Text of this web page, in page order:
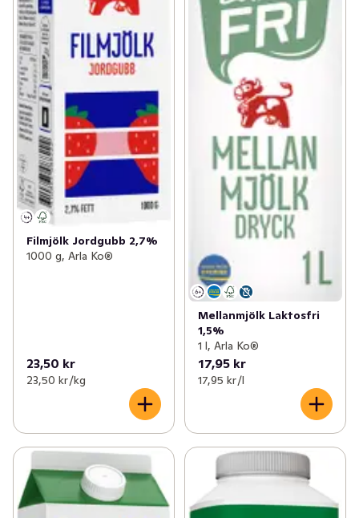
Filmjölk Jordgubb 2,7%
1000 g, Arla Ko®
23,50 kr
23,50 kr /kg
Mellanmjölk Laktosfri
1,5%
1 l, Arla Ko®
17,95 kr
17,95 kr /l